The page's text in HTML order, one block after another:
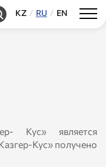
KZ RU EN
Кус» является
Кус» получено